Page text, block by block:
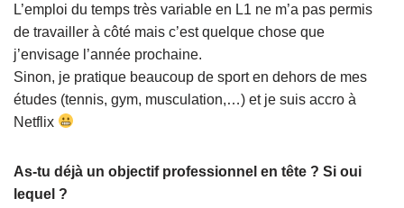
L’emploi du temps très variable en L1 ne m’a pas permis
de travailler à côté mais c’est quelque chose que
j’envisage l’année prochaine.
Sinon, je pratique beaucoup de sport en dehors de mes
études (tennis, gym, musculation,…) et je suis accro à
Netflix
As-tu déjà un objectif professionnel en tête ? Si oui
lequel ?